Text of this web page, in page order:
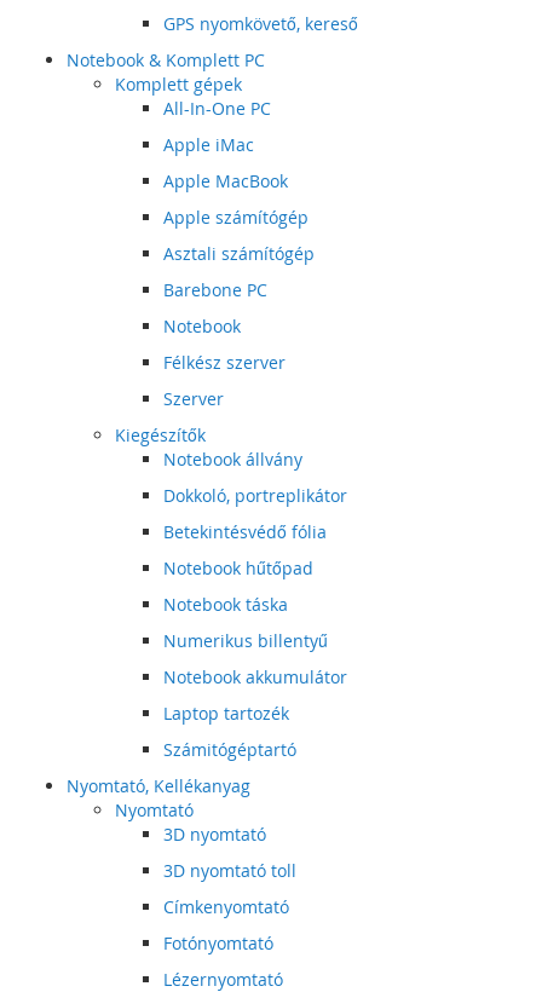
GPS nyomkövető, kereső
Notebook & Komplett PC
Komplett gépek
All-In-One PC
Apple iMac
Apple MacBook
Apple számítógép
Asztali számítógép
Barebone PC
Notebook
Félkész szerver
Szerver
Kiegészítők
Notebook állvány
Dokkoló, portreplikátor
Betekintésvédő fólia
Notebook hűtőpad
Notebook táska
Numerikus billentyű
Notebook akkumulátor
Laptop tartozék
Számitógéptartó
Nyomtató, Kellékanyag
Nyomtató
3D nyomtató
3D nyomtató toll
Címkenyomtató
Fotónyomtató
Lézernyomtató